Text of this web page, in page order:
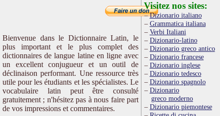
Bienvenue dans le Dictionnaire Latin, le
plus important et le plus complet des
dictionnaires de langue latine en ligne avec
un excellent conjugueur et un outil de
déclinaison performant. Une ressource très
utile pour les étudiants et les spécialistes. Le
vocabulaire latin peut être consulté
gratuitement ; n'hésitez pas à nous faire part
de vos impressions et commentaires.
Visitez nos sites:
Dizionario italiano
Grammatica italiana
Verbi Italiani
Dizionario-latino
Dizionario greco antico
Dizionario francese
Dizionario inglese
Dizionario tedesco
Dizionario spagnolo
Dizionario
greco moderno
Dizionario piemontese